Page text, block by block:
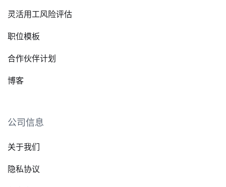
灵活用工风险评估
职位模板
合作伙伴计划
博客
公司信息
关于我们
隐私协议